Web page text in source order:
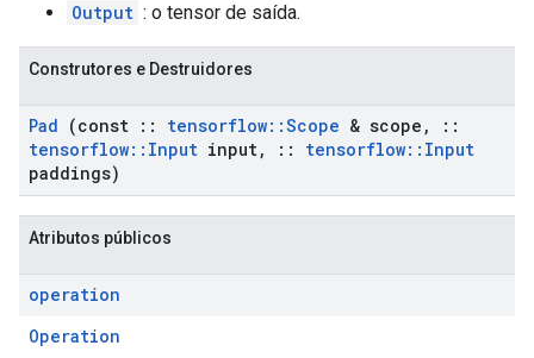
Output : o tensor de saída.
Construtores e Destruidores
Pad (const :: tensorflow::Scope & scope ,
::
tensorflow:: Input input, :: tensorflow:: Input
paddings)
Atributos públicos
operation
Operation